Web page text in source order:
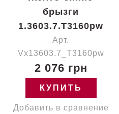
брызги
1.3603.7.T3160pw
Арт.
Vx13603.7_T3160pw
2 076 грн
КУПИТЬ
Добавить в сравнение